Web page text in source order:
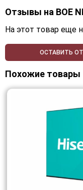
Отзывы на BOE
На этот товар еще
ОСТАВИТЬ
Похожие товары